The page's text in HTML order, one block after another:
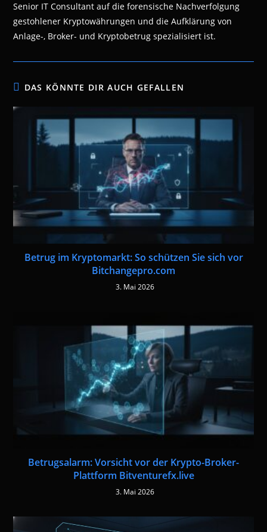
Senior IT Consultant auf die forensische Nachverfolgung
gestohlener Kryptowährungen und die Aufklärung von
Anlage-, Broker- und Kryptobetrug spezialisiert ist.
DAS KÖNNTE DIR AUCH GEFALLEN
Betrug im Kryptomarkt: So schützen Sie sich vor
Bitchangepro.com
3. Mai 2026
Betrugsalarm: Vorsicht vor der Krypto-Broker-
Plattform Bitventurefx.live
3. Mai 2026